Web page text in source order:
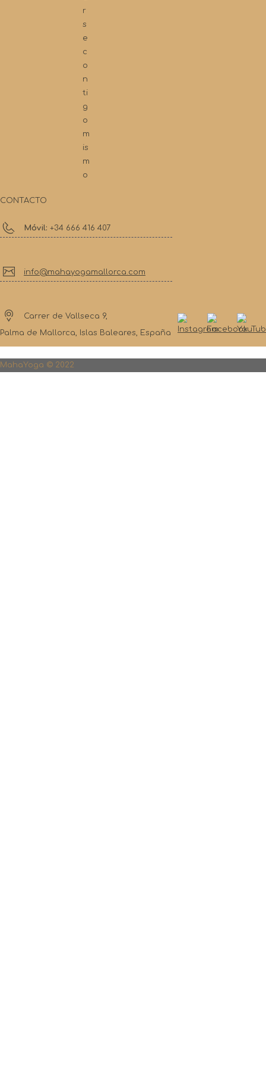
r
s
e
c
o
n
ti
g
o
m
is
m
o
CONTACTO
Móvil: +34 666 416 407
info@mahayogamallorca.com
Carrer de Vallseca 9,
Palma de Mallorca, Islas Baleares, España
MahaYoga © 2022